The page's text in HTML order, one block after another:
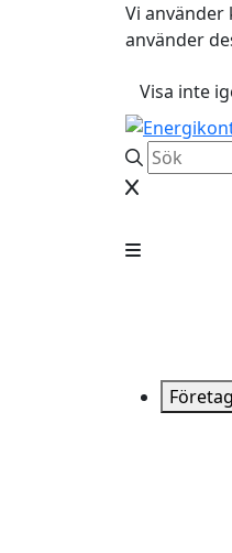
Vi
använder
Visa inte
Företag